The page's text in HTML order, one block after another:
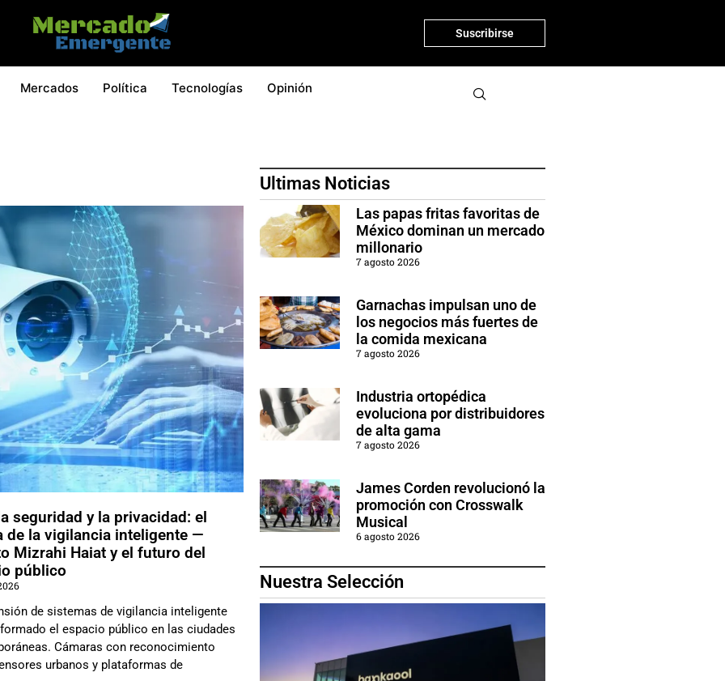
Suscribirse
Mercados Política Tecnologías Opinión
seguridad y la privacidad: el
de la vigilancia inteligente —
Mizrahi Haiat y el futuro del
público
de sistemas de vigilancia inteligente
el espacio público en las ciudades
Cámaras con reconocimiento
urbanos y plataformas de
Ultimas Noticias
Las papas fritas favoritas de
México dominan un mercado
millonario
7 agosto 2026
Garnachas impulsan uno de
los negocios más fuertes de
la comida mexicana
7 agosto 2026
Industria ortopédica
evoluciona por distribuidores
de alta gama
7 agosto 2026
James Corden revolucionó la
promoción con Crosswalk
Musical
6 agosto 2026
Nuestra Selección